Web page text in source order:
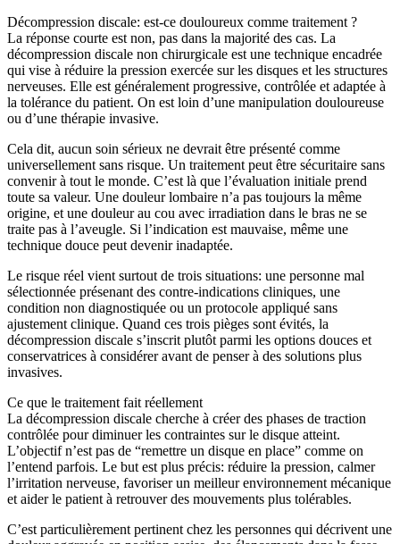
Décompression discale: est-ce douloureux comme traitement ?
La réponse courte est non, pas dans la majorité des cas. La
décompression discale non chirurgicale est une technique encadrée
qui vise à réduire la pression exercée sur les disques et les structures
nerveuses. Elle est généralement progressive, contrôlée et adaptée à
la tolérance du patient. On est loin d’une manipulation douloureuse
ou d’une thérapie invasive.
Cela dit, aucun soin sérieux ne devrait être présenté comme
universellement sans risque. Un traitement peut être sécuritaire sans
convenir à tout le monde. C’est là que l’évaluation initiale prend
toute sa valeur. Une douleur lombaire n’a pas toujours la même
origine, et une douleur au cou avec irradiation dans le bras ne se
traite pas à l’aveugle. Si l’indication est mauvaise, même une
technique douce peut devenir inadaptée.
Le risque réel vient surtout de trois situations: une personne mal
sélectionnée présenant des contre-indications cliniques, une
condition non diagnostiquée ou un protocole appliqué sans
ajustement clinique. Quand ces trois pièges sont évités, la
décompression discale s’inscrit plutôt parmi les options douces et
conservatrices à considérer avant de penser à des solutions plus
invasives.
Ce que le traitement fait réellement
La décompression discale cherche à créer des phases de traction
contrôlée pour diminuer les contraintes sur le disque atteint.
L’objectif n’est pas de “remettre un disque en place” comme on
l’entend parfois. Le but est plus précis: réduire la pression, calmer
l’irritation nerveuse, favoriser un meilleur environnement mécanique
et aider le patient à retrouver des mouvements plus tolérables.
C’est particulièrement pertinent chez les personnes qui décrivent une